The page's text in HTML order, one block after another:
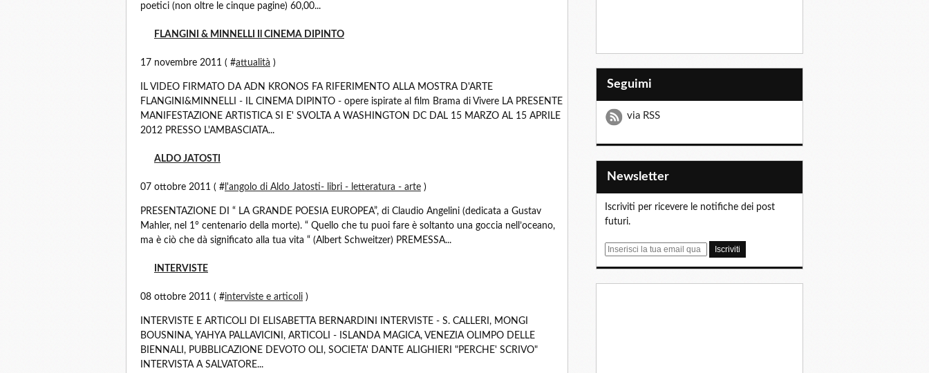
poetici (non oltre le cinque pagine) 60,00...
FLANGINI & MINNELLI Il CINEMA DIPINTO
17 novembre 2011 ( #attualità )
IL VIDEO FIRMATO DA ADN KRONOS FA RIFERIMENTO ALLA MOSTRA D'ARTE
FLANGINI&MINNELLI - IL CINEMA DIPINTO - opere ispirate al film Brama di Vivere LA PRESENTE
MANIFESTAZIONE ARTISTICA SI E' SVOLTA A WASHINGTON DC DAL 15 MARZO AL 15 APRILE
2012 PRESSO L'AMBASCIATA...
ALDO JATOSTI
07 ottobre 2011 ( # l'angolo di Aldo Jatosti- libri - letteratura - arte )
PRESENTAZIONE DI “ LA GRANDE POESIA EUROPEA”, di Claudio Angelini (dedicata a Gustav
Mahler, nel 1° centenario della morte). “ Quello che tu puoi fare è soltanto una goccia nell’oceano,
ma è ciò che dà significato alla tua vita “ (Albert Schweitzer) PREMESSA...
INTERVISTE
08 ottobre 2011 ( #interviste e articoli )
INTERVISTE E ARTICOLI DI ELISABETTA BERNARDINI INTERVISTE - S. CALLERI, MONGI
BOUSNINA, YAHYA PALLAVICINI, ARTICOLI - ISLANDA MAGICA, VENEZIA OLIMPO DELLE
BIENNALI, PUBBLICAZIONE DEVOTO OLI, SOCIETA' DANTE ALIGHIERI "PERCHE' SCRIVO"
INTERVISTA A SALVATORE...
Seguimi
via RSS
Newsletter
Iscriviti per ricevere le notifiche dei post
futuri.
E